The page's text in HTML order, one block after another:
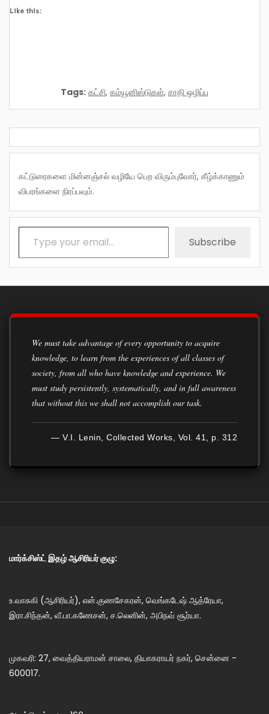
Like this:
Tags: கட்சி, கம்யூனிஸ்டுகள், சாதி ஒழிப்பு
கட்டுரைகளை மின்னஞ்சல் வழியே பெற விரும்புவோர், கீழ்க்காணும்
விபரங்களை நிரப்பவும்.
Type your email…
Subscribe
We must take advantage of every opportunity to acquire
knowledge, to learn from the experiences of all classes of
society, from all who have knowledge and experience. We
must study persistently, systematically, and in full awareness
that without this we shall not accomplish our task.
— V.I. Lenin, Collected Works, Vol. 41, p. 312
மார்க்சிஸ்ட் இதழ் ஆசிரியர் குழு:
உ.வாசுகி (ஆசிரியர்), என்.குணசேகரன், வெங்கடேஷ் ஆத்ரேயா,
இரா.சிந்தன், வீ.பா.கணேசன், ச.லெனின், அபிநவ் சூர்யா.
முகவரி: 27, வைத்தியராமன் சாலை, தியாகராயர் நகர், சென்னை -
600017.